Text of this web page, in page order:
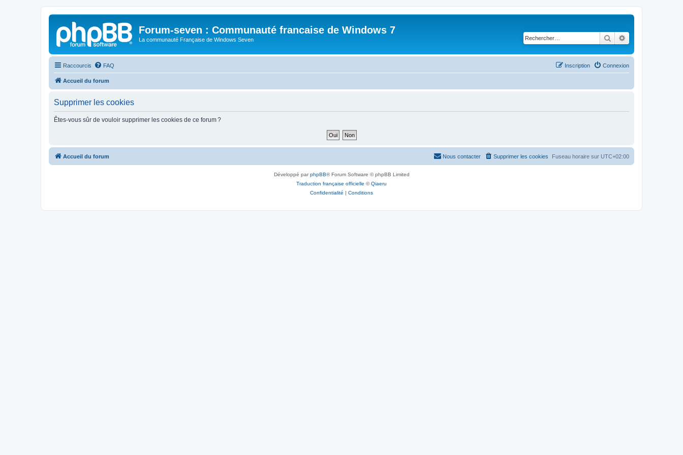
Forum-seven : Communauté francaise de Windows 7
La communauté Française de Windows Seven Rechercher
Raccourcis FAQ Connexion
Inscription
Accueil du forum
Supprimer les cookies
Êtes-vous sûr de vouloir supprimer les cookies de ce forum ?
Accueil du forum Fuseau horaire sur UTC+02:00
Supprimer les cookies
Nous contacter
Développé parphpBB® Forum Software © phpBB Limited
Traduction française officielle ©Qiaeru
Confidentialité | Conditions